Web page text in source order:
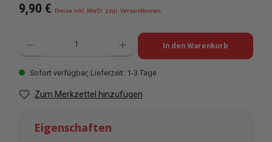
Regulärer Preis:
9,90 € Preise inkl. MwSt. zzgl. Versandkosten
Produkt Anzahl: Gib den gewünschten Wert ein oder benutze die
In den Warenkorb
Sofort verfügbar, Lieferzeit: 1-3 Tage
Zum Merkzettel hinzufügen
Eigenschaften